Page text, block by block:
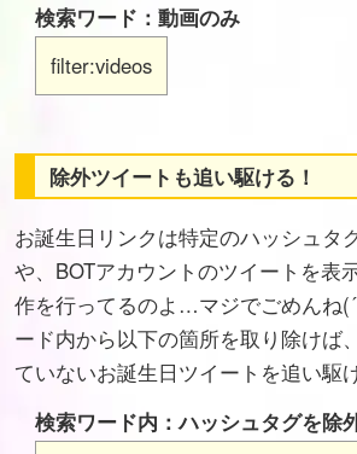
検索ワード：動画のみ
filter:videos
除外ツイートも追い駆ける！
お誕生日リンクは特定のハッシュタ
や、BOTアカウントのツイートを表
作を行ってるのよ…マジでごめんね
ード内から以下の箇所を取り除けば
ていないお誕生日ツイートを追い駆
検索ワード内：ハッシュタグを除